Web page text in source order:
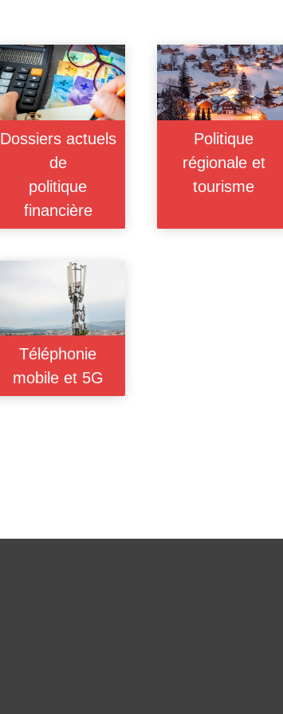
Dossiers actuels
de
politique
financière
Politique
régionale et
tourisme
Téléphonie
mobile et 5G